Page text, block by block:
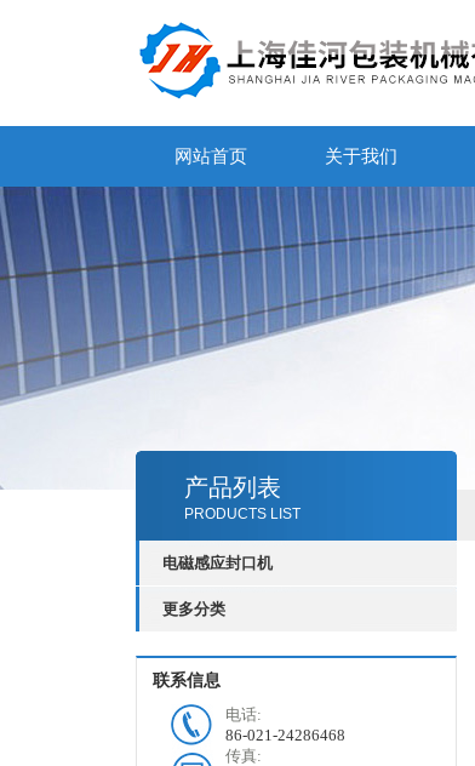
网站首页 关于我们
产品列表
PRODUCTS LIST
电磁感应封口机
更多分类
联系信息
电话:
86-021-24286468
传真: